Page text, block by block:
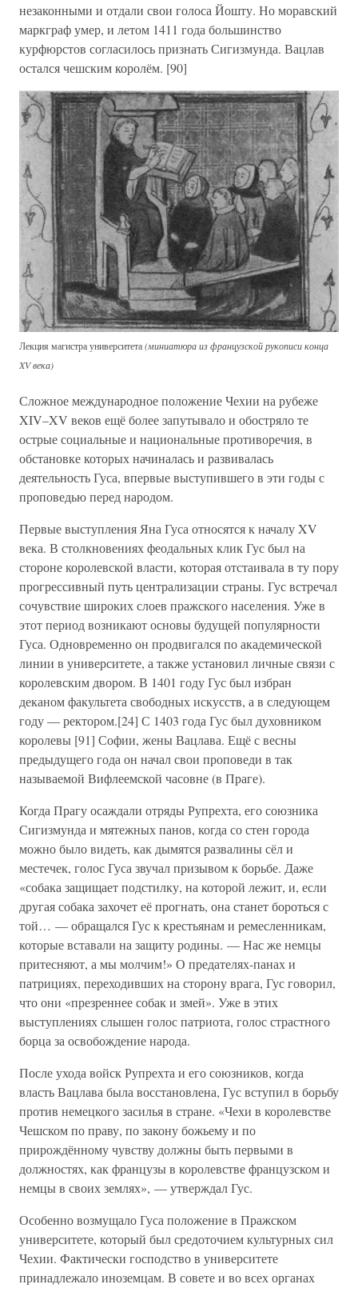
незаконными и отдали свои голоса Йошту. Но моравский
маркграф умер, и летом 1411 года большинство
курфюрстов согласилось признать Сигизмунда. Вацлав
остался чешским королём. [90]
Лекция магистра университета(миниатюра из французской рукописи конца
XV века)
Сложное международное положение Чехии на рубеже
XIV–XV веков ещё более запутывало и обостряло те
острые социальные и национальные противоречия, в
обстановке которых начиналась и развивалась
деятельность Гуса, впервые выступившего в эти годы с
проповедью перед народом.
Первые выступления Яна Гуса относятся к началу XV
века. В столкновениях феодальных клик Гус был на
стороне королевской власти, которая отстаивала в ту пору
прогрессивный путь централизации страны. Гус встречал
сочувствие широких слоев пражского населения. Уже в
этот период возникают основы будущей популярности
Гуса. Одновременно он продвигался по академической
линии в университете, а также установил личные связи с
королевским двором. В 1401 году Гус был избран
деканом факультета свободных искусств, а в следующем
году — ректором.[24] С 1403 года Гус был духовником
королевы [91] Софии, жены Вацлава. Ещё с весны
предыдущего года он начал свои проповеди в так
называемой Вифлеемской часовне (в Праге).
Когда Прагу осаждали отряды Рупрехта, его союзника
Сигизмунда и мятежных панов, когда со стен города
можно было видеть, как дымятся развалины сёл и
местечек, голос Гуса звучал призывом к борьбе. Даже
«собака защищает подстилку, на которой лежит, и, если
другая собака захочет её прогнать, она станет бороться с
той… — обращался Гус к крестьянам и ремесленникам,
которые вставали на защиту родины. — Нас же немцы
притесняют, а мы молчим!» О предателях-панах и
патрициях, переходивших на сторону врага, Гус говорил,
что они «презреннее собак и змей». Уже в этих
выступлениях слышен голос патриота, голос страстного
борца за освобождение народа.
После ухода войск Рупрехта и его союзников, когда
власть Вацлава была восстановлена, Гус вступил в борьбу
против немецкого засилья в стране. «Чехи в королевстве
Чешском по праву, по закону божьему и по
прирождённому чувству должны быть первыми в
должностях, как французы в королевстве французском и
немцы в своих землях», — утверждал Гус.
Особенно возмущало Гуса положение в Пражском
университете, который был средоточием культурных сил
Чехии. Фактически господство в университете
принадлежало иноземцам. В совете и во всех органах